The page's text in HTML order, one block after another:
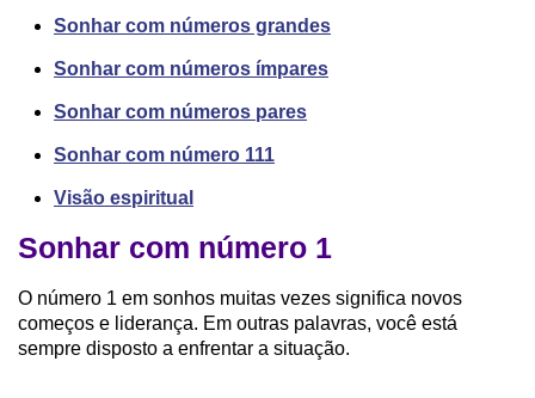
Sonhar com números grandes
Sonhar com números ímpares
Sonhar com números pares
Sonhar com número 111
Visão espiritual
Sonhar com número 1
O número 1 em sonhos muitas vezes significa novos
começos e liderança. Em outras palavras, você está
sempre disposto a enfrentar a situação.